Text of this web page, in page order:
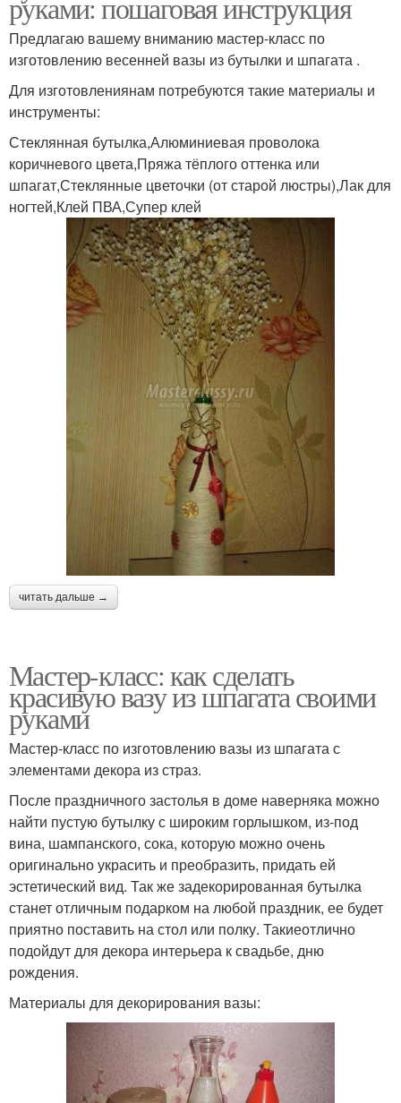
Предлагаю вашему вниманию мастер-класс по
изготовлению весенней вазы из бутылки и шпагата .
Для изготовлениянам потребуются такие материалы и
инструменты:
Стеклянная бутылка,Алюминиевая проволока
коричневого цвета,Пряжа тёплого оттенка или
шпагат,Стеклянные цветочки (от старой люстры),Лак для
ногтей,Клей ПВА,Супер клей
читать дальше →
Мастер-класс: как сделать
красивую вазу из шпагата своими
руками
Мастер-класс по изготовлению вазы из шпагата с
элементами декора из страз.
После праздничного застолья в доме наверняка можно
найти пустую бутылку с широким горлышком, из-под
вина, шампанского, сока, которую можно очень
оригинально украсить и преобразить, придать ей
эстетический вид. Так же задекорированная бутылка
станет отличным подарком на любой праздник, ее будет
приятно поставить на стол или полку. Такиеотлично
подойдут для декора интерьера к свадьбе, дню
рождения.
Материалы для декорирования вазы: